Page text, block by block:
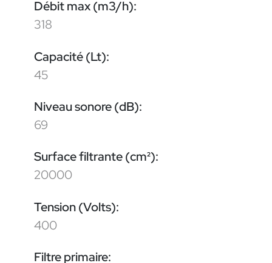
Débit max (m3/h):
318
Capacité (Lt):
45
Niveau sonore (dB):
69
Surface filtrante (cm²):
20000
Tension (Volts):
400
Filtre primaire: